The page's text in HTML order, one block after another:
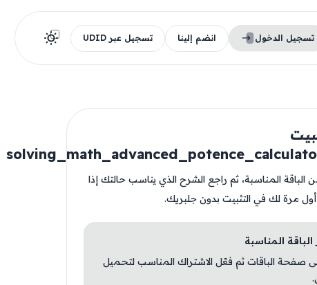
تسجيل الدخول انضم إلينا تسجيل عبر UDID
الباقة المناسبة، ثم راجع الشرح الذي يناسب حالتك إذا
مرة لك في التثبيت بدون جلبريك.
صفحة الباقات ثم فعّل الاشتراك المناسب لتحميل